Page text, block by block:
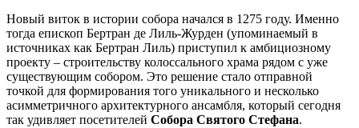
Новый виток в истории собора начался в 1275 году. Именно
тогда епископ Бертран де Лиль-Журден (упоминаемый в
источниках как Бертран Лиль) приступил к амбициозному
проекту – строительству колоссального храма рядом с уже
существующим собором. Это решение стало отправной
точкой для формирования того уникального и несколько
асимметричного архитектурного ансамбля, который сегодня
так удивляет посетителей Собора Святого Стефана.